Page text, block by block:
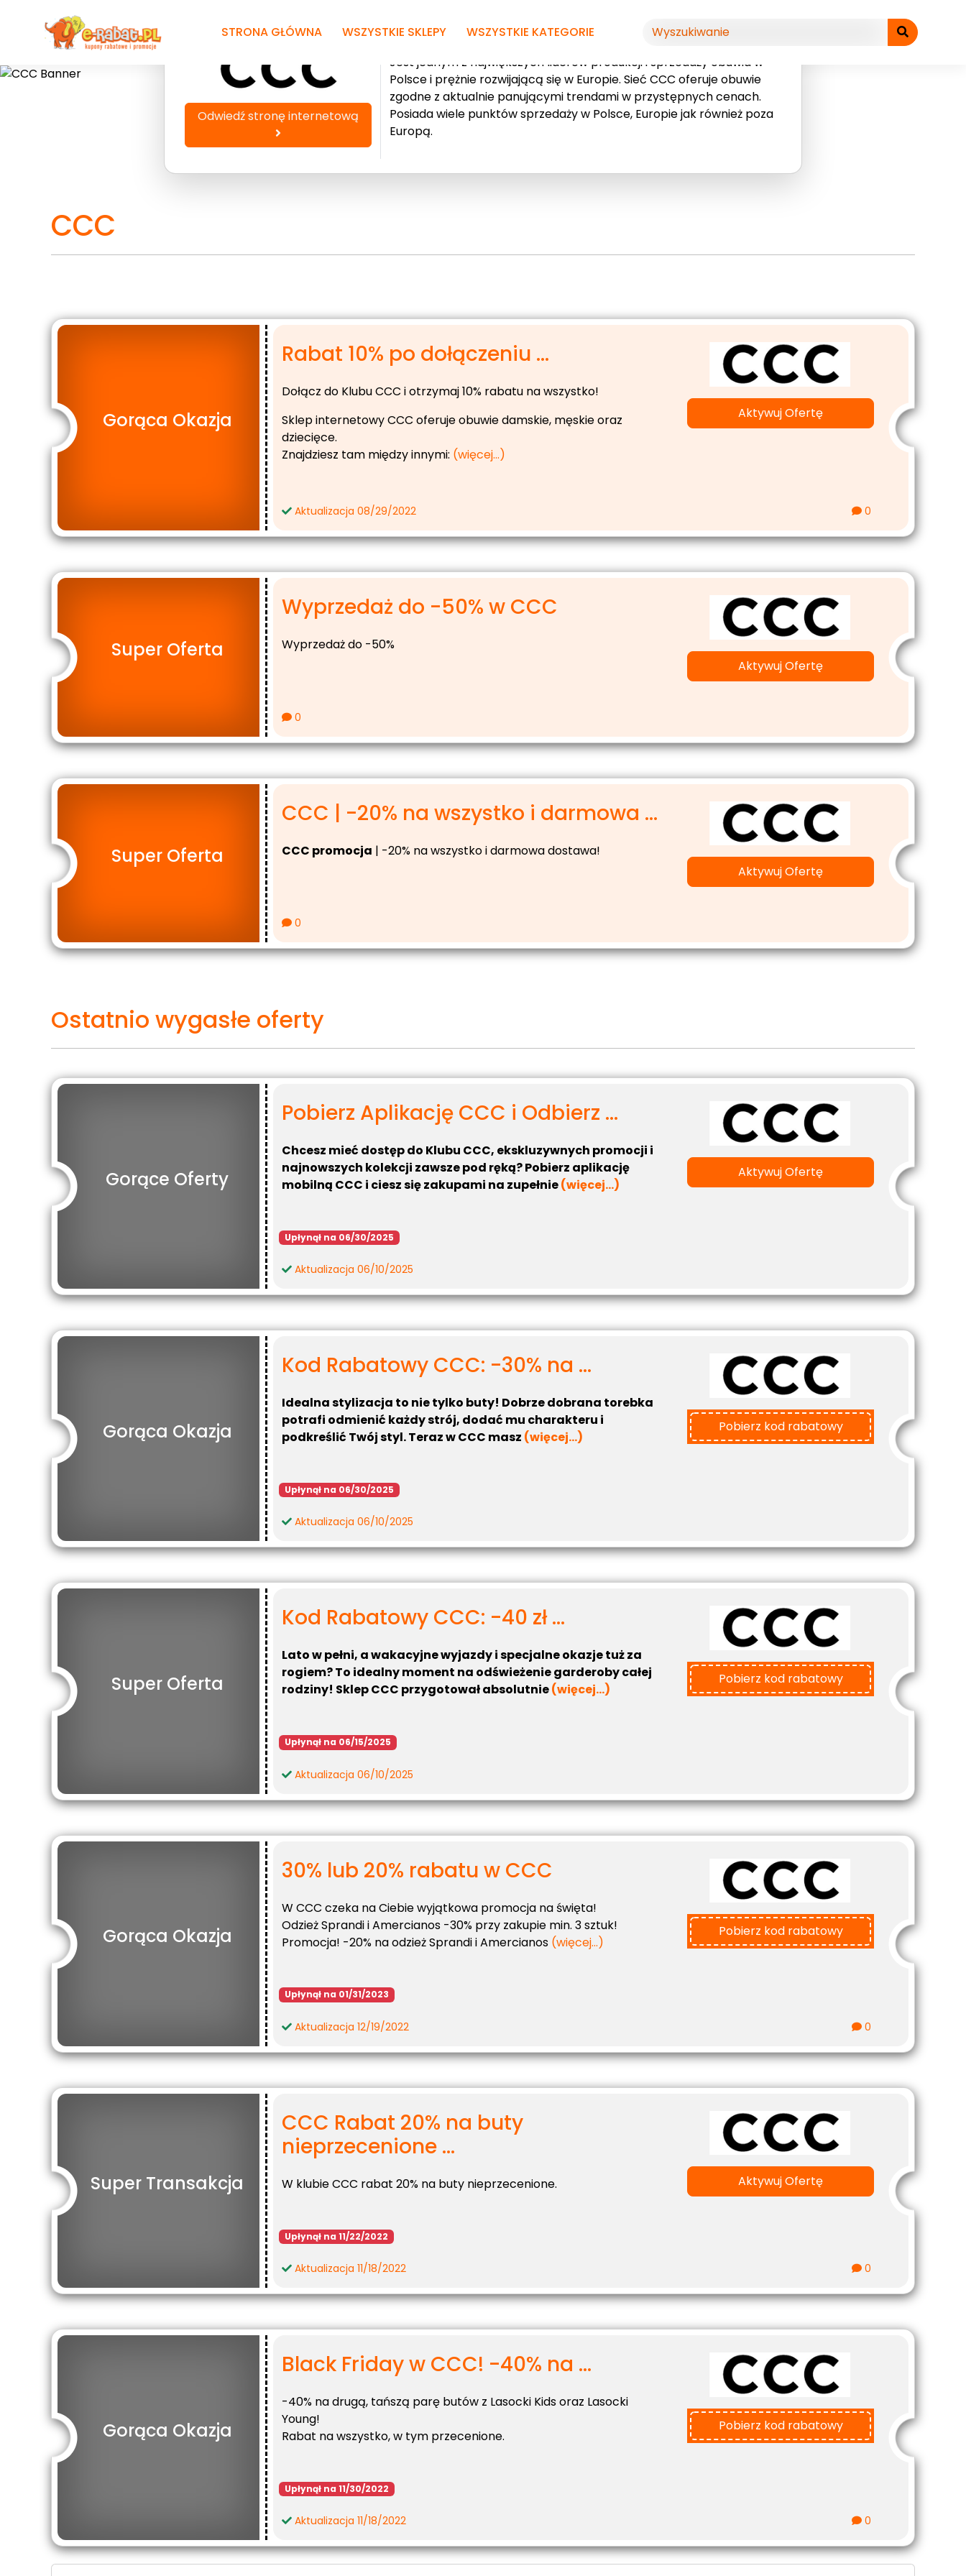
STRONA GŁÓWNA WSZYSTKIE SKLEPY WSZYSTKIE KATEGORIE
Odwiedź stronę internetową
Jest jednym z największych liderów produkcji i sprzedaży obuwia w
Polsce i prężnie rozwijającą się w Europie. Sieć CCC oferuje obuwie
zgodne z aktualnie panującymi trendami w przystępnych cenach.
Posiada wiele punktów sprzedaży w Polsce, Europie jak również poza
Europą.
CCC
Gorąca Okazja
Rabat 10% po dołączeniu ...
Dołącz do Klubu CCC i otrzymaj 10% rabatu na wszystko!
Sklep internetowy CCC oferuje obuwie damskie, męskie oraz
dziecięce.
Znajdziesz tam między innymi: (więcej…)
Aktywuj Ofertę
Aktualizacja 08/29/2022 0
Super Oferta
Wyprzedaż do -50% w CCC
Wyprzedaż do -50%
Aktywuj Ofertę
0
Super Oferta
CCC | -20% na wszystko i darmowa ...
CCC promocja | -20% na wszystko i darmowa dostawa!
Aktywuj Ofertę
0
Ostatnio wygasłe oferty
Gorące Oferty
Pobierz Aplikację CCC i Odbierz ...
Chcesz mieć dostęp do Klubu CCC, ekskluzywnych promocji i
najnowszych kolekcji zawsze pod ręką? Pobierz aplikację
mobilną CCC i ciesz się zakupami na zupełnie(więcej…)
Aktywuj Ofertę
Upłynął na 06/30/2025
Aktualizacja 06/10/2025
Gorąca Okazja
Kod Rabatowy CCC: -30% na ...
Idealna stylizacja to nie tylko buty! Dobrze dobrana torebka
potrafi odmienić każdy strój, dodać mu charakteru i
podkreślić Twój styl. Teraz w CCC masz (więcej…)
Pobierz kod rabatowy
Upłynął na 06/30/2025
Aktualizacja 06/10/2025
Super Oferta
Kod Rabatowy CCC: -40 zł ...
Lato w pełni, a wakacyjne wyjazdy i specjalne okazje tuż za
rogiem? To idealny moment na odświeżenie garderoby całej
rodziny! Sklep CCC przygotował absolutnie(więcej…)
Pobierz kod rabatowy
Upłynął na 06/15/2025
Aktualizacja 06/10/2025
Gorąca Okazja
30% lub 20% rabatu w CCC
W CCC czeka na Ciebie wyjątkowa promocja na święta!
Odzież Sprandi i Amercianos -30% przy zakupie min. 3 sztuk!
Promocja! -20% na odzież Sprandi i Amercianos (więcej…)
Pobierz kod rabatowy
Upłynął na 01/31/2023
Aktualizacja 12/19/2022 0
Super Transakcja
CCC Rabat 20% na buty
nieprzecenione ...
W klubie CCC rabat 20% na buty nieprzecenione. Aktywuj Ofertę
Upłynął na 11/22/2022
Aktualizacja 11/18/2022 0
Gorąca Okazja
Black Friday w CCC! -40% na ...
-40% na drugą, tańszą parę butów z Lasocki Kids oraz Lasocki
Young!
Rabat na wszystko, w tym przecenione.
Pobierz kod rabatowy
Upłynął na 11/30/2022
Aktualizacja 11/18/2022 0